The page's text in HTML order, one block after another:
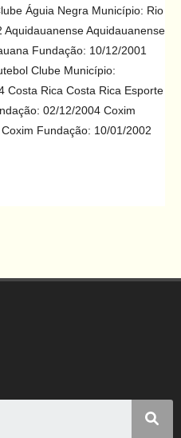
Águia Negra Município: Rio
Aquidauanense
Fundação: 10/12/2001
Clube Município:
Costa Rica Costa Rica Esporte
02/12/2004 Coxim
Fundação: 10/01/2002